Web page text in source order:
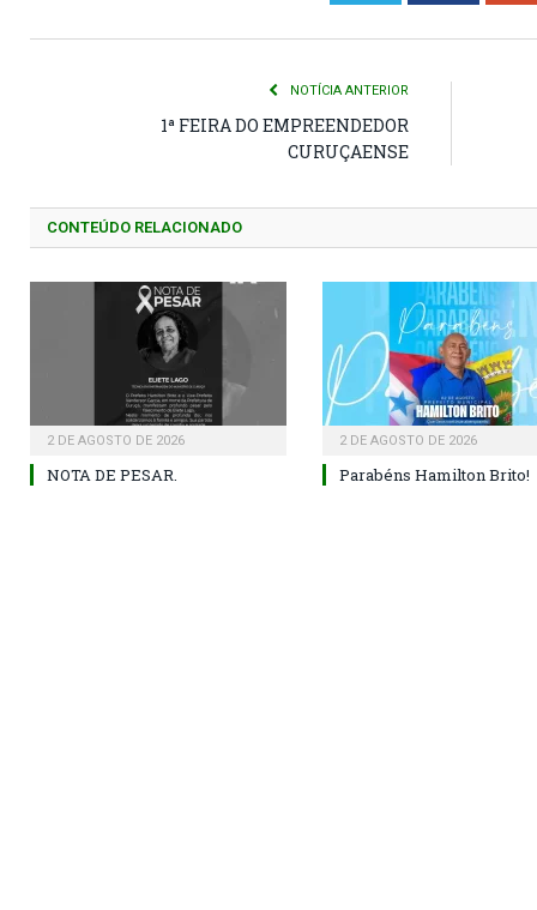
NOTÍCIA ANTERIOR
1ª FEIRA DO EMPREENDEDOR
CURUÇAENSE
CONTEÚDO RELACIONADO
2 DE AGOSTO DE 2026
NOTA DE PESAR.
2 DE AGOSTO DE 2026
Parabéns Hamilton Brito!